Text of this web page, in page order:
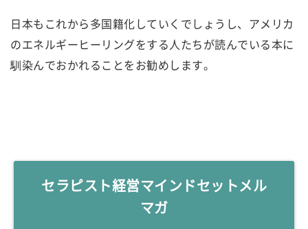
日本もこれから多国籍化していくでしょうし、アメリカ
のエネルギーヒーリングをする人たちが読んでいる本に
馴染んでおかれることをお勧めします。
セラピスト経営マインドセットメル
マガ